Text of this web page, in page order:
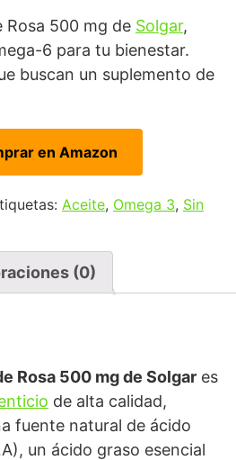
Rosa 500 mg de Solgar,
6 para tu bienestar.
buscan un suplemento de
en Amazon
Aceite, Omega 3, Sin
(0)
Rosa 500 mg de Solgar es
de alta calidad,
fuente natural de ácido
un ácido graso esencial